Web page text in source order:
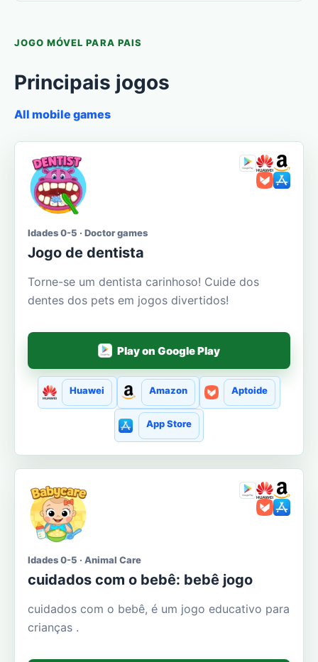
JOGO MÓVEL PARA PAIS
Principais jogos
All mobile games
Idades 0-5 · Doctor games
Jogo de dentista
Torne-se um dentista carinhoso! Cuide dos
dentes dos pets em jogos divertidos!
Play on Google Play
Huawei Amazon Aptoide
App Store
Idades 0-5 · Animal Care
cuidados com o bebê: bebê jogo
cuidados com o bebê, é um jogo educativo para
crianças .